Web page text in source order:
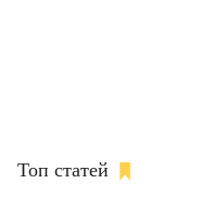
Топ статей